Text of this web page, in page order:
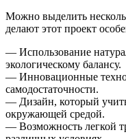
Можно выделить
делают этот проект
— Использование
экологическому балансу.
— Инновационные
самодостаточности.
— Дизайн, который
окружающей средой.
— Возможность легкой